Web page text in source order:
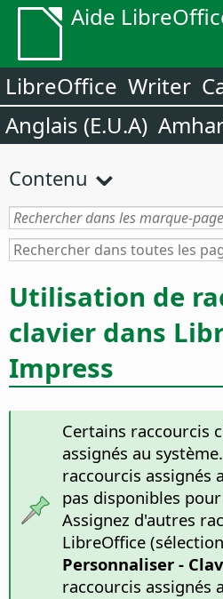
Aide
LibreOffice Writer
Anglais (E.U.A)
Contenu
Utilisation de
clavier dans
Impress
Certains raccourcis
assignés au
raccourcis assignés
pas disponibles
Assignez d'autres
LibreOffice
Personnaliser -
raccourcis assignés